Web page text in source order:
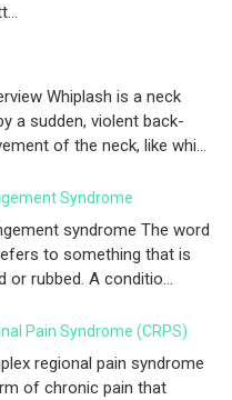
Whiplash is a neck
a sudden, violent back-
of the neck, like whi...
Syndrome
syndrome The word
to something that is
or rubbed. A conditio...
Pain Syndrome (CRPS)
regional pain syndrome
of chronic pain that